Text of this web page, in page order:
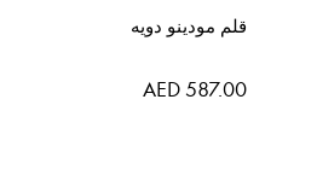
قلم مودينو دويه
AED 587.00